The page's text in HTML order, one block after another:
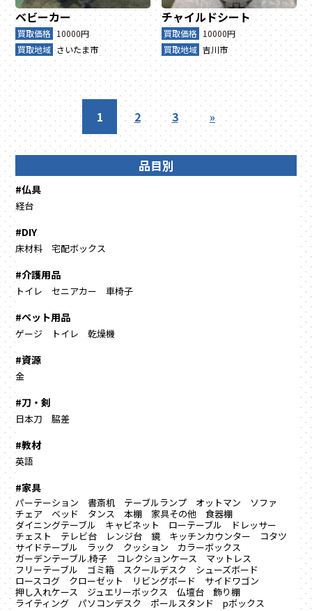
ベビーカー
買取価格 10000円
買取地域 さいたま市
チャイルドシート
買取価格 10000円
買取地域 吉川市
1 2 3 »
品目別
#仏具
経台
#DIY
床材料 宅配ボックス
#介護用品
トイレ セニアカー 車椅子
#ペット用品
ゲージ トイレ 乾燥機
#資源
金
#刀・剣
日本刀 脇差
#教材
英語
#家具
パーテーション 書斎机 テーブルランプ オットマン
ソファ
チェア
ベッド タンス 本棚 家具その他
食器棚
ダイニングテーブル
キャビネット ローテーブル
ドレッサー
チェスト
テレビ台 レンジ台 鏡 キッチンカウンター
コタツ
サイドテーブル
ラック クッション
カラーボックス
ガーデンテーブル.椅子
コレクションケース
マットレス
フリーテーブル
ゴミ箱 スクールデスク
シューズボード
ロースコグ
クローゼット リビングボード
サイドワゴン
押し入れケース
ジュエリーボックス 仏壇台
飾り棚
ライティング
パソコンデスク ポールスタンド pボックス